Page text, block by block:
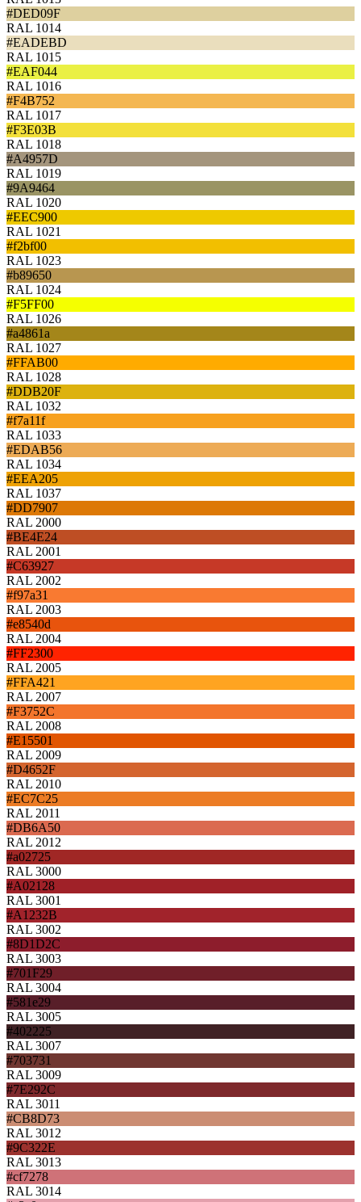
#DED09F
RAL 1014
#EADEBD
RAL 1015
#EAF044
RAL 1016
#F4B752
RAL 1017
#F3E03B
RAL 1018
#A4957D
RAL 1019
#9A9464
RAL 1020
#EEC900
RAL 1021
#f2bf00
RAL 1023
#b89650
RAL 1024
#F5FF00
RAL 1026
#a4861a
RAL 1027
#FFAB00
RAL 1028
#DDB20F
RAL 1032
#f7a11f
RAL 1033
#EDAB56
RAL 1034
#EEA205
RAL 1037
#DD7907
RAL 2000
#BE4E24
RAL 2001
#C63927
RAL 2002
#f97a31
RAL 2003
#e8540d
RAL 2004
#FF2300
RAL 2005
#FFA421
RAL 2007
#F3752C
RAL 2008
#E15501
RAL 2009
#D4652F
RAL 2010
#EC7C25
RAL 2011
#DB6A50
RAL 2012
#a02725
RAL 3000
#A02128
RAL 3001
#A1232B
RAL 3002
#8D1D2C
RAL 3003
#701F29
RAL 3004
#581e29
RAL 3005
#402225
RAL 3007
#703731
RAL 3009
#7E292C
RAL 3011
#CB8D73
RAL 3012
#9C322E
RAL 3013
#cf7278
RAL 3014